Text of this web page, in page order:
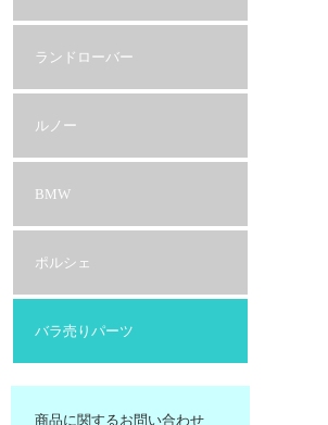
ランドローバー
ルノー
BMW
ポルシェ
バラ売りパーツ
商品に関するお問い合わせ